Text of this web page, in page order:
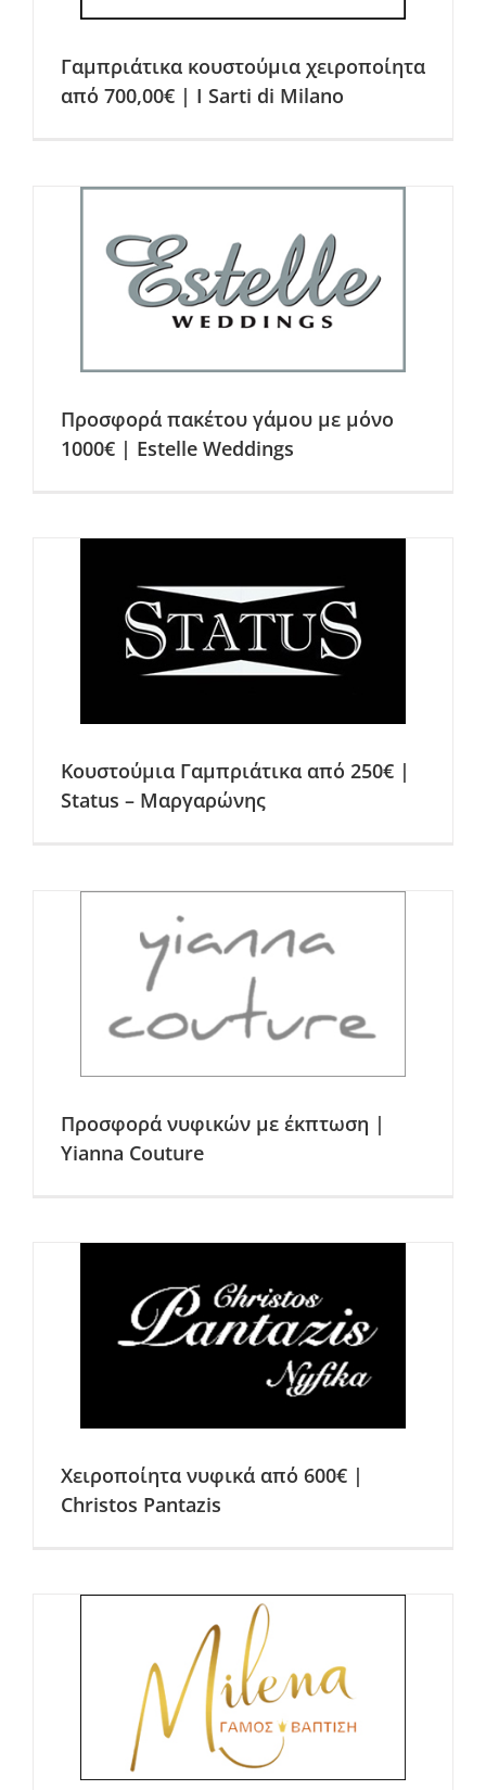
Γαμπριάτικα κουστούμια χειροποίητα
από 700,00€ | I Sarti di Milano
Προσφορά πακέτου γάμου με μόνο
1000€ | Estelle Weddings
Κουστούμια Γαμπριάτικα από 250€ |
Status – Μαργαρώνης
Προσφορά νυφικών με έκπτωση |
Yianna Couture
Χειροποίητα νυφικά από 600€ |
Christos Pantazis